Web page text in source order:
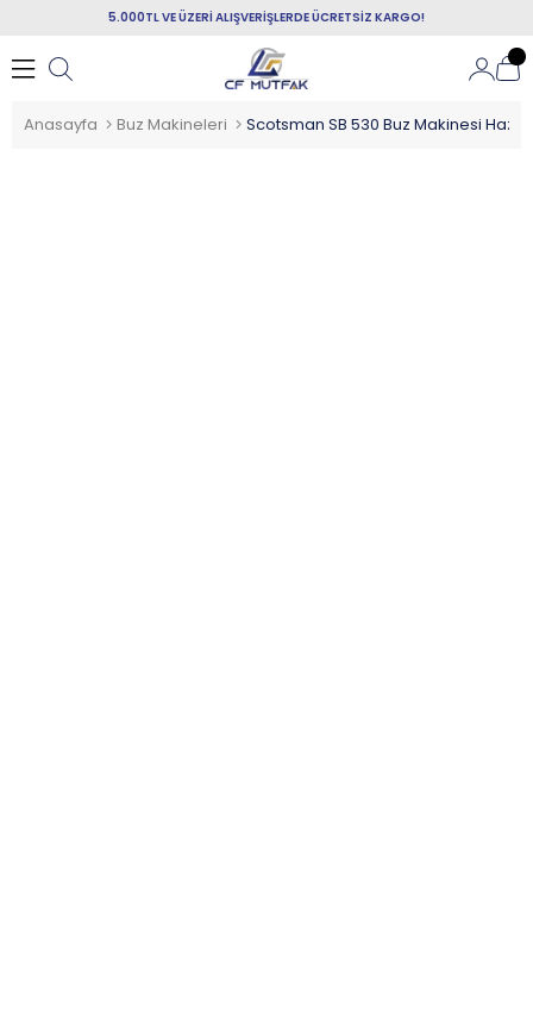
5.000TL VE ÜZERİ ALIŞVERİŞLERDE ÜCRETSİZ KARGO!
Anasayfa Buz Makineleri